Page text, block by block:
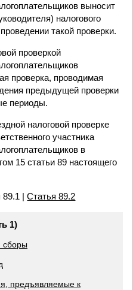
выносит
налогового
такой проверки.
проверкой
проверка, проводимая
предыдущей проверки
периоды.
налоговой проверке
участника
в
15 статьи 89 настоящего
89.1 |Статья 89.2
1)
сборы
предъявляемые к